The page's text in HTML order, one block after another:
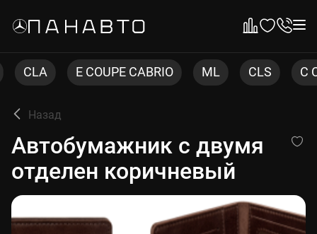
E COUPE CABRIO ML CLS C COUPE
Назад
Автобумажник с двумя
Автобумажник с двумя
отделен коричневый